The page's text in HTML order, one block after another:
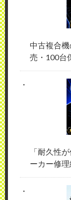
中古複合
売・100台
「耐久性
ーカー修